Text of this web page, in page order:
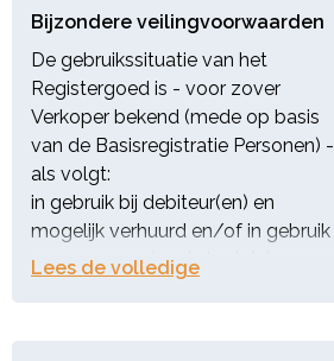
Bijzondere veilingvoorwaarden
De gebruikssituatie van het
Registergoed is - voor zover
Verkoper bekend (mede op basis
van de Basisregistratie Personen) -
als volgt:
in gebruik bij debiteur(en) en
mogelijk verhuurd en/of in gebruik
gegeven aan (een) derde(n).
Lees de volledige